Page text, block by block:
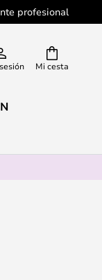
profesional
Mi cesta